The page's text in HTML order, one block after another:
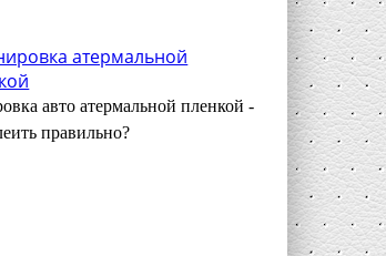
авто атермальной пленкой -
правильно?